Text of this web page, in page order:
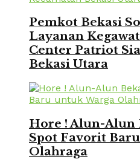
Pemkot Bekasi
Layanan
Center Patriot
Bekasi Utara
Hore ! Alun-Alun
Spot Favorit
Olahraga